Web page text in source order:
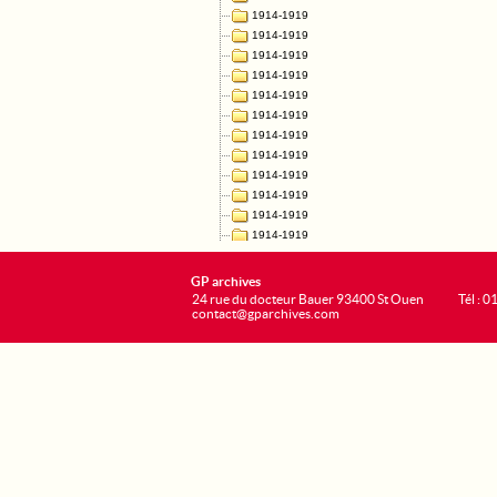
GP archives
24 rue du docteur Bauer 93400 St Ouen
contact@gparchives.com
Tél :